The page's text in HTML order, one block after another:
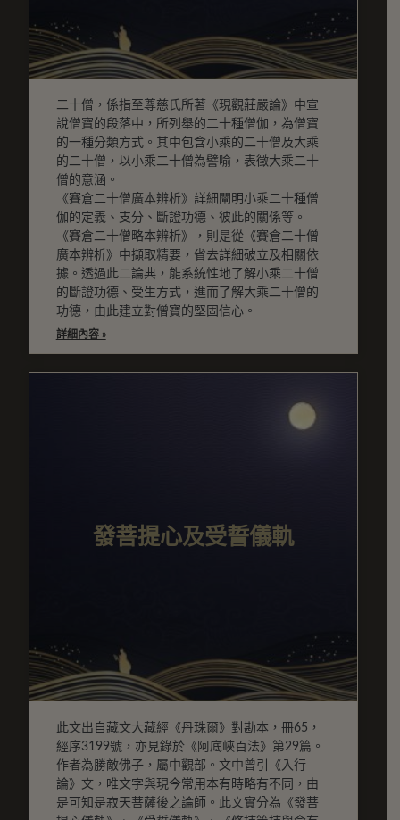
二十僧，係指至尊慈氏所著《現觀莊嚴論》中宣
說僧寶的段落中，所列舉的二十種僧伽，為僧寶
的一種分類方式。其中包含小乘的二十僧及大乘
的二十僧，以小乘二十僧為譬喻，表徵大乘二十
僧的意涵。
《賽倉二十僧廣本辨析》詳細闡明小乘二十種僧
伽的定義、支分、斷證功德、彼此的關係等。
《賽倉二十僧略本辨析》，則是從《賽倉二十僧
廣本辨析》中擷取精要，省去詳細破立及相關依
據。透過此二論典，能系統性地了解小乘二十僧
的斷證功德、受生方式，進而了解大乘二十僧的
功德，由此建立對僧寶的堅固信心。
詳細內容 »
發菩提心及受誓儀軌
此文出自藏文大藏經《丹珠爾》對勘本，冊65，
經序3199號，亦見錄於《阿底峽百法》第29篇。
作者為勝敵佛子，屬中觀部。文中曾引《入行
論》文，唯文字與現今常用本有時略有不同，由
是可知是寂天菩薩後之論師。此文實分為《發菩